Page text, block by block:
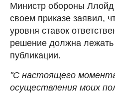
Министр обороны
своем приказе заявил,
уровня ставок
решение должна
публикации.
"С настоящего
осуществления моих